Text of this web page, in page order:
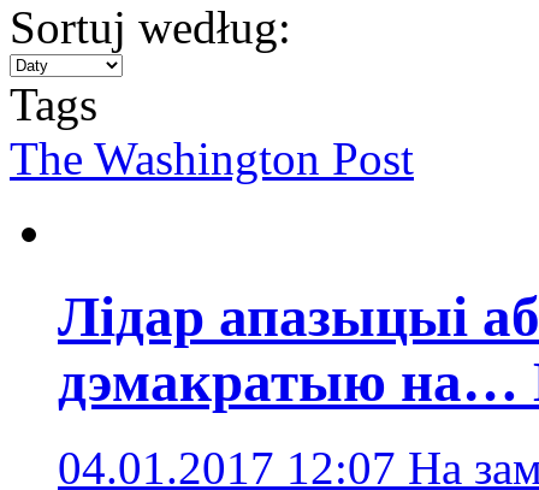
Sortuj według:
Tags
The Washington Post
Лідар апазыцыі
дэмакратыю на…
04.01.2017 12:07 На